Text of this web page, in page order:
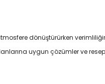
dönüştürürken
uygun çözümler ve